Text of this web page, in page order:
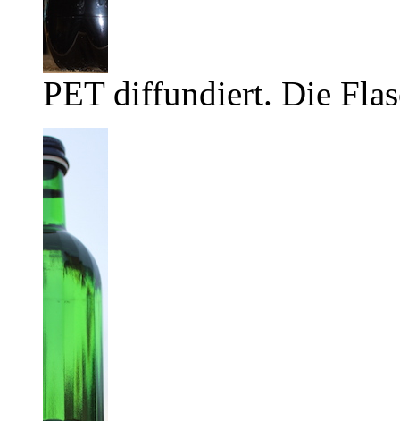
PET diffundiert. Die